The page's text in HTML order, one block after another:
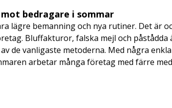
bedragare i sommar
lägre bemanning och nya rutiner. Det är
Bluffakturor, falska mejl och påstådda
de vanligaste metoderna. Med några
arbetar många företag med färre